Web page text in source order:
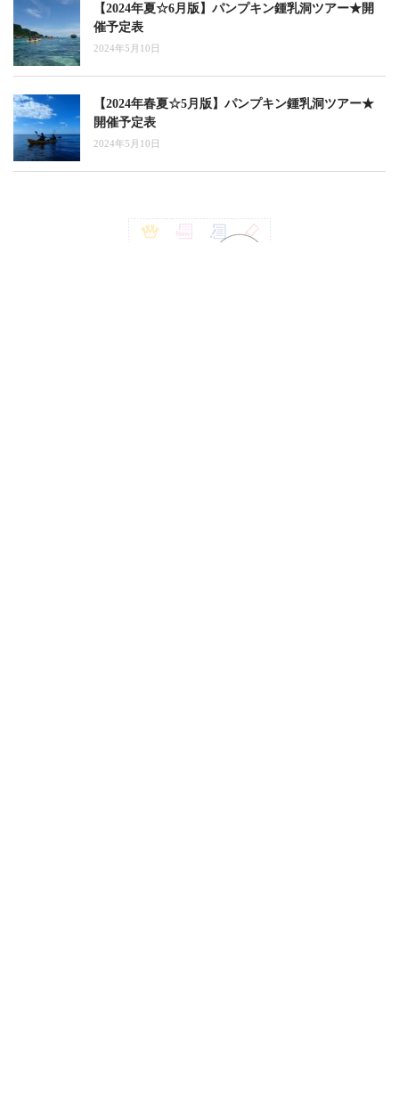
【2024年夏☆6月版】パンプキン鍾乳洞ツアー★開
催予定表
2024年5月10日
【2024年春夏☆5月版】パンプキン鍾乳洞ツアー★
開催予定表
2024年5月10日